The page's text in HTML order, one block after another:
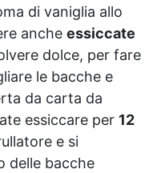
di vaniglia allo
anche essiccate
dolce, per fare
le bacche e
da carta da
essiccare per 12
e si
delle bacche